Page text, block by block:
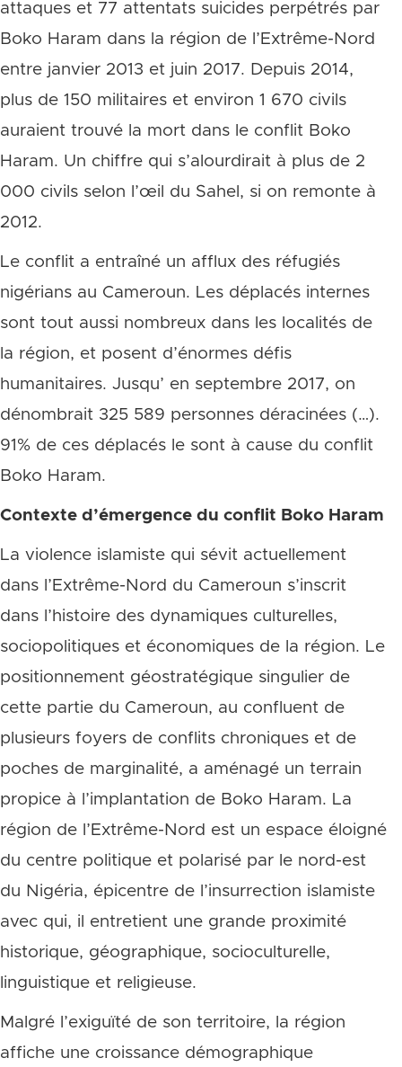
attaques et 77 attentats suicides perpétrés par
Boko Haram dans la région de l’Extrême-Nord
entre janvier 2013 et juin 2017. Depuis 2014,
plus de 150 militaires et environ 1 670 civils
auraient trouvé la mort dans le conflit Boko
Haram. Un chiffre qui s’alourdirait à plus de 2
000 civils selon l’œil du Sahel, si on remonte à
2012.
Le conflit a entraîné un afflux des réfugiés
nigérians au Cameroun. Les déplacés internes
sont tout aussi nombreux dans les localités de
la région, et posent d’énormes défis
humanitaires. Jusqu’ en septembre 2017, on
dénombrait 325 589 personnes déracinées (…).
91% de ces déplacés le sont à cause du conflit
Boko Haram.
Contexte d’émergence du conflit Boko Haram
La violence islamiste qui sévit actuellement
dans l’Extrême-Nord du Cameroun s’inscrit
dans l’histoire des dynamiques culturelles,
sociopolitiques et économiques de la région. Le
positionnement géostratégique singulier de
cette partie du Cameroun, au confluent de
plusieurs foyers de conflits chroniques et de
poches de marginalité, a aménagé un terrain
propice à l’implantation de Boko Haram. La
région de l’Extrême-Nord est un espace éloigné
du centre politique et polarisé par le nord-est
du Nigéria, épicentre de l’insurrection islamiste
avec qui, il entretient une grande proximité
historique, géographique, socioculturelle,
linguistique et religieuse.
Malgré l’exiguïté de son territoire, la région
affiche une croissance démographique